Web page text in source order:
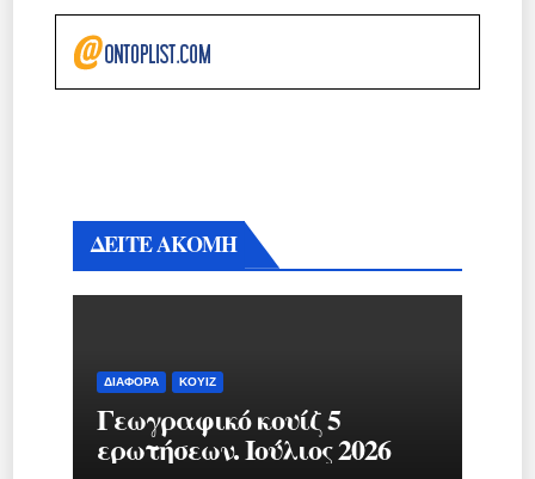
ΔΕΙΤΕ ΑΚΟΜΗ
ΔΙΆΦΟΡΑ ΚΟΥΊΖ
Γεωγραφικό κουίζ 5
ερωτήσεων. Ιούλιος 2026